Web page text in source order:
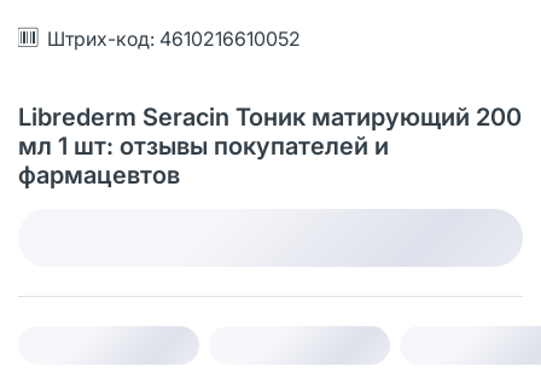
Штрих-код: 4610216610052
Librederm Seracin Тоник матирующий 200
мл 1 шт: отзывы покупателей и
фармацевтов